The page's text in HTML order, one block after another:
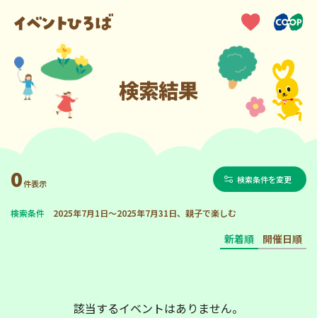
検索結果
0件表示 検索条件を変更
検索条件 2025年7月1日～2025年7月31日、親子で楽しむ
新着順 開催日順
該当するイベントはありません。